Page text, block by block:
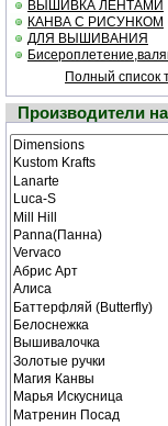
ВЫШИВКА ЛЕНТАМИ
КАНВА С РИСУНКОМ
ДЛЯ ВЫШИВАНИЯ
Полный список
Производители